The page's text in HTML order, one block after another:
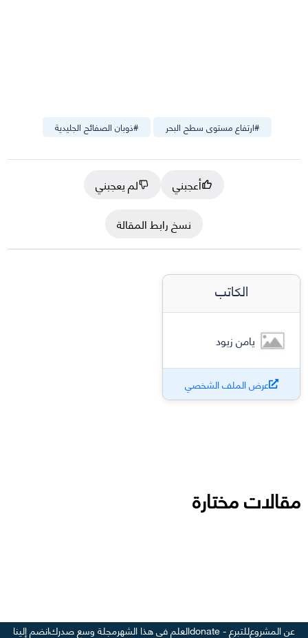
#ذوبان الصفائح الجليدية #ارتفاع مستوى سطح البحر
أعجبني
لم يعجبني
نسخ رابط المقالة
الكاتب
يامن زيود
عرض الملف الشخصي
مقالات مختارة
عن المشروعللتبرع - donate العلم في هذا الشهرمجلة وسع صدركانضم إلينا